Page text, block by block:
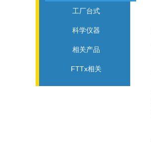
工厂台式
科学仪器
相关产品
FTTx相关